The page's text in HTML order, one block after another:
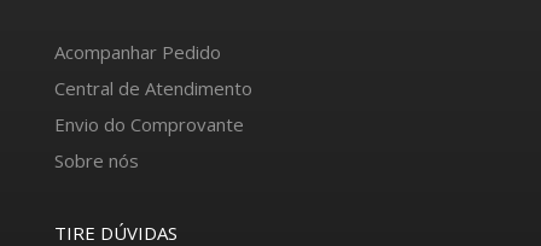
Acompanhar Pedido
Central de Atendimento
Envio do Comprovante
Sobre nós
TIRE DÚVIDAS